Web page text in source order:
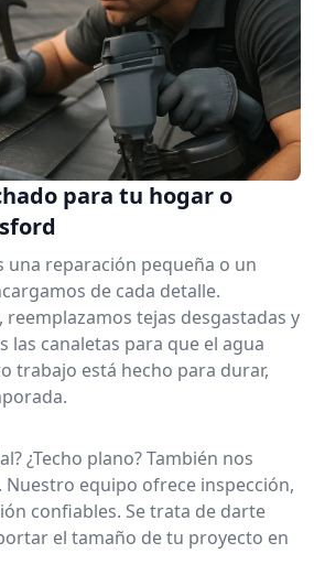
para tu hogar o
una reparación pequeña o un
de cada detalle.
reemplazamos tejas desgastadas y
las canaletas para que el agua
trabajo está hecho para durar,
¿Techo plano? También nos
Nuestro equipo ofrece inspección,
confiables. Se trata de darte
el tamaño de tu proyecto en